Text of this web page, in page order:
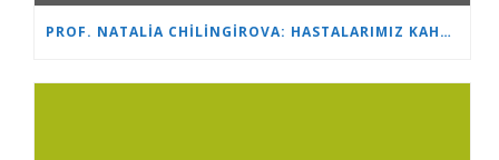
PROF. NATALIA CHILINGIROVA: HASTALARIMIZ KAHRAMAN VE BIZ ONLARA DAHA HIZLI VE DAHA KOLAY BAŞA ÇIKMALARINDA YARDIMCI OLUYORUZ